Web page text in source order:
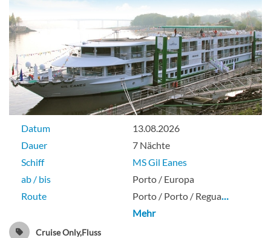
Datum
13.08.2026
Dauer
7 Nächte
Schiff
MS Gil Eanes
ab / bis
Porto / Europa
Route
Porto / Porto / Regua…
Mehr
Cruise Only,Fluss